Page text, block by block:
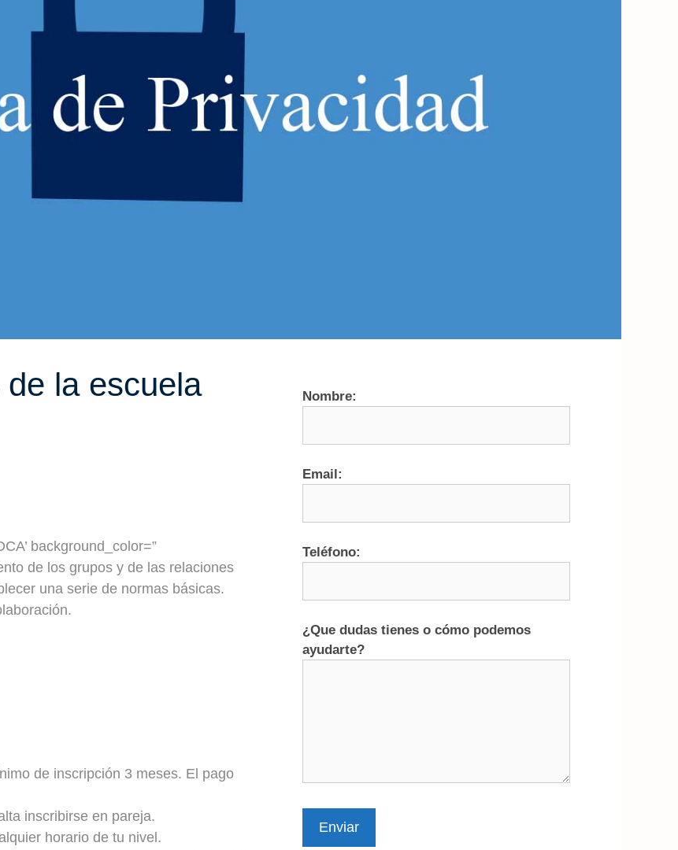
la escuela
background_color=”
de los grupos y de las relaciones
una serie de normas básicas.
de inscripción 3 meses. El pago
inscribirse en pareja.
horario de tu nivel.
Nombre:
Email:
Teléfono:
¿Que dudas tienes o cómo podemos
ayudarte?
Enviar